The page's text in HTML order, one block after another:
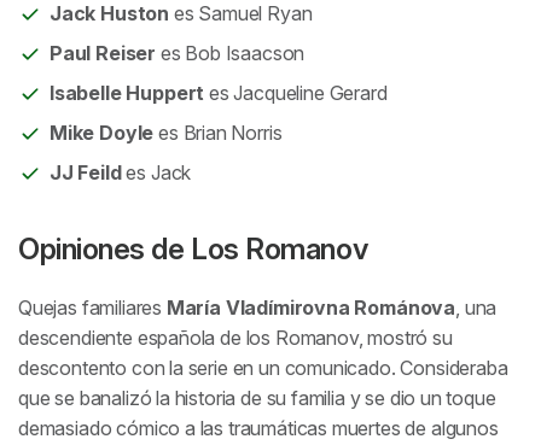
Jack Huston es Samuel Ryan
Paul Reiser es Bob Isaacson
Isabelle Huppert es Jacqueline Gerard
Mike Doyle es Brian Norris
JJ Feildes Jack
Opiniones de Los Romanov
Quejas familiares María Vladímirovna Románova, una
descendiente española de los Romanov, mostró su
descontento con la serie en un comunicado. Consideraba
que se banalizó la historia de su familia y se dio un toque
demasiado cómico a las traumáticas muertes de algunos